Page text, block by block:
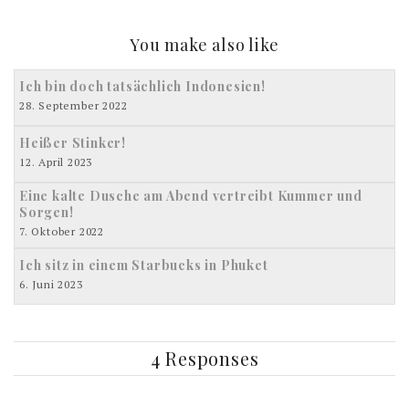
You make also like
Ich bin doch tatsächlich Indonesien!
28. September 2022
Heißer Stinker!
12. April 2023
Eine kalte Dusche am Abend vertreibt Kummer und
Sorgen!
7. Oktober 2022
Ich sitz in einem Starbucks in Phuket
6. Juni 2023
4 Responses